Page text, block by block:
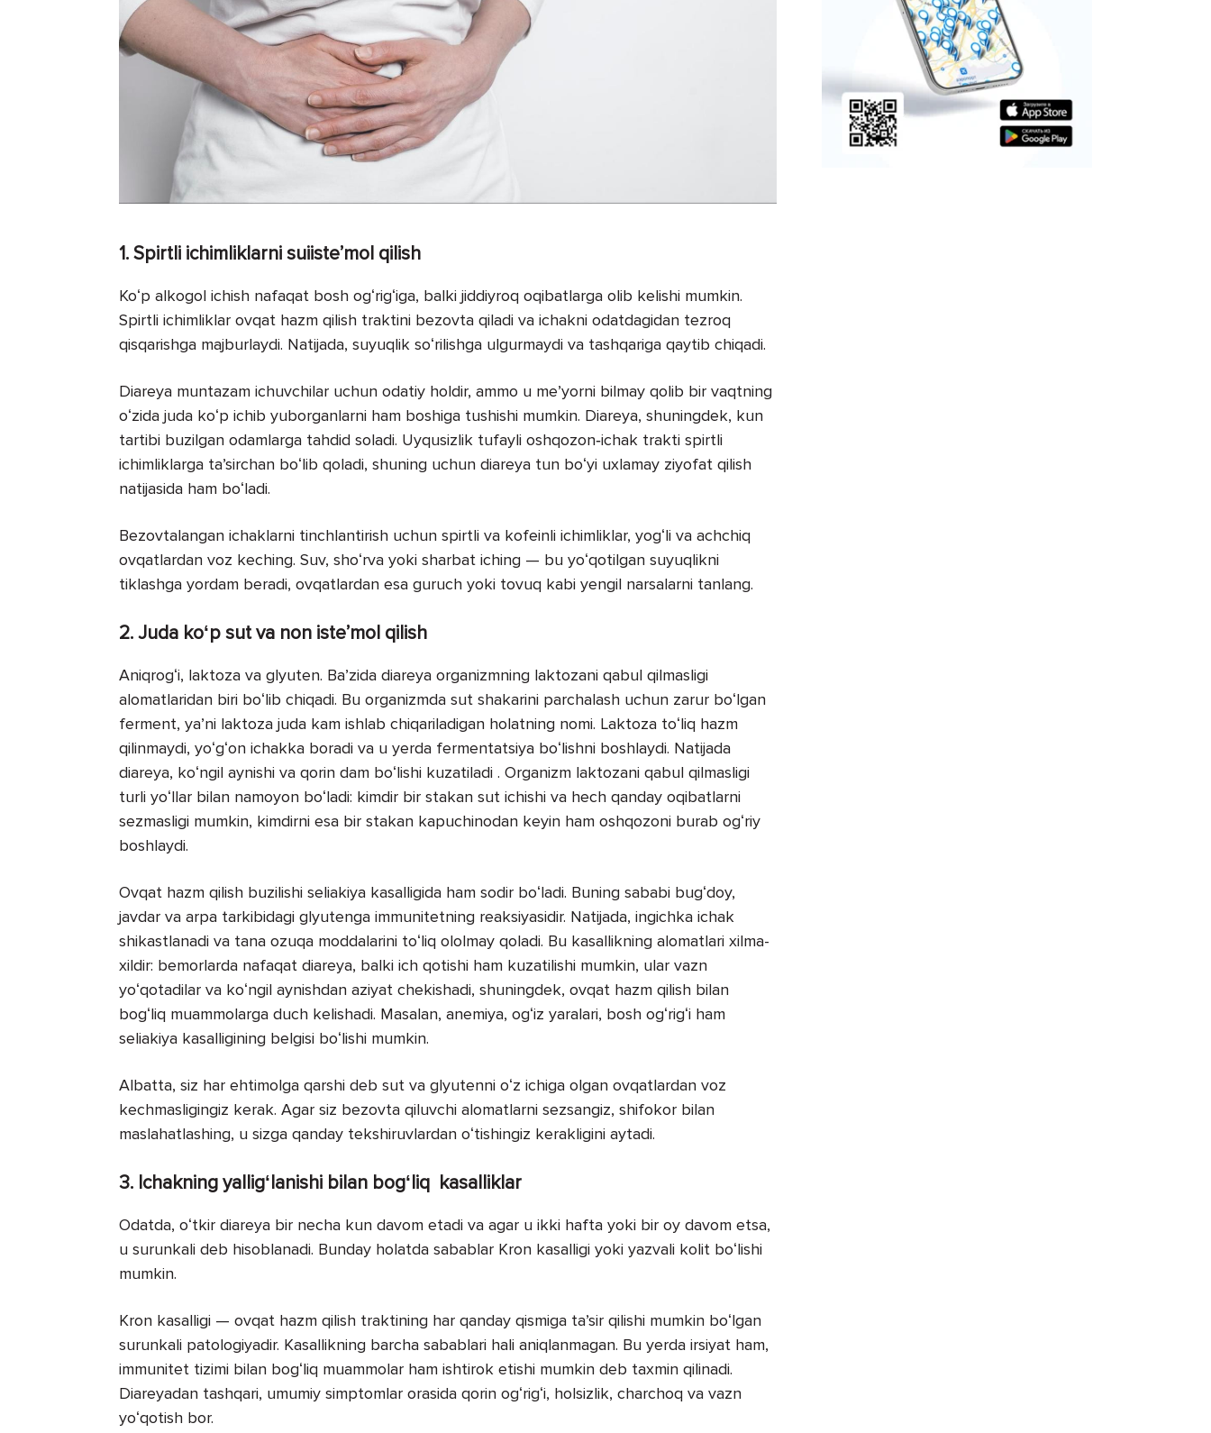
1. Spirtli ichimliklarni suiisteʼmol qilish
Koʻp alkogol ichish nafaqat bosh ogʻrigʻiga, balki jiddiyroq oqibatlarga olib kelishi mumkin.
Spirtli ichimliklar ovqat hazm qilish traktini bezovta qiladi va ichakni odatdagidan tezroq
qisqarishga majburlaydi. Natijada, suyuqlik soʻrilishga ulgurmaydi va tashqariga qaytib chiqadi.
Diareya muntazam ichuvchilar uchun odatiy holdir, ammo u meʼyorni bilmay qolib bir vaqtning
oʻzida juda koʻp ichib yuborganlarni ham boshiga tushishi mumkin. Diareya, shuningdek, kun
tartibi buzilgan odamlarga tahdid soladi. Uyqusizlik tufayli oshqozon‑ichak trakti spirtli
ichimliklarga taʼsirchan boʻlib qoladi, shuning uchun diareya tun boʻyi uxlamay ziyofat qilish
natijasida ham boʻladi.
Bezovtalangan ichaklarni tinchlantirish uchun spirtli va kofeinli ichimliklar, yogʻli va achchiq
ovqatlardan voz keching. Suv, shoʻrva yoki sharbat iching — bu yoʻqotilgan suyuqlikni
tiklashga yordam beradi, ovqatlardan esa guruch yoki tovuq kabi yengil narsalarni tanlang.
2. Juda koʻp sut va non isteʼmol qilish
Aniqrogʻi, laktoza va glyuten. Baʼzida diareya organizmning laktozani qabul qilmasligi
alomatlaridan biri boʻlib chiqadi. Bu organizmda sut shakarini parchalash uchun zarur boʻlgan
ferment, yaʼni laktoza juda kam ishlab chiqariladigan holatning nomi. Laktoza toʻliq hazm
qilinmaydi, yoʻgʻon ichakka boradi va u yerda fermentatsiya boʻlishni boshlaydi. Natijada
diareya, koʻngil aynishi va qorin dam boʻlishi kuzatiladi . Organizm laktozani qabul qilmasligi
turli yoʻllar bilan namoyon boʻladi: kimdir bir stakan sut ichishi va hech qanday oqibatlarni
sezmasligi mumkin, kimdirni esa bir stakan kapuchinodan keyin ham oshqozoni burab ogʻriy
boshlaydi.
Ovqat hazm qilish buzilishi seliakiya kasalligida ham sodir boʻladi. Buning sababi bugʻdoy,
javdar va arpa tarkibidagi glyutenga immunitetning reaksiyasidir. Natijada, ingichka ichak
shikastlanadi va tana ozuqa moddalarini toʻliq ololmay qoladi. Bu kasallikning alomatlari xilma-
xildir: bemorlarda nafaqat diareya, balki ich qotishi ham kuzatilishi mumkin, ular vazn
yoʻqotadilar va koʻngil aynishdan aziyat chekishadi, shuningdek, ovqat hazm qilish bilan
bogʻliq muammolarga duch kelishadi. Masalan, anemiya, ogʻiz yaralari, bosh ogʻrigʻi ham
seliakiya kasalligining belgisi boʻlishi mumkin.
Albatta, siz har ehtimolga qarshi deb sut va glyutenni oʻz ichiga olgan ovqatlardan voz
kechmasligingiz kerak. Agar siz bezovta qiluvchi alomatlarni sezsangiz, shifokor bilan
maslahatlashing, u sizga qanday tekshiruvlardan oʻtishingiz kerakligini aytadi.
3. Ichakning yalligʻlanishi bilan bogʻliq kasalliklar
Odatda, oʻtkir diareya bir necha kun davom etadi va agar u ikki hafta yoki bir oy davom etsa,
u surunkali deb hisoblanadi. Bunday holatda sabablar Kron kasalligi yoki yazvali kolit boʻlishi
mumkin.
Kron kasalligi — ovqat hazm qilish traktining har qanday qismiga taʼsir qilishi mumkin boʻlgan
surunkali patologiyadir. Kasallikning barcha sabablari hali aniqlanmagan. Bu yerda irsiyat ham,
immunitet tizimi bilan bogʻliq muammolar ham ishtirok etishi mumkin deb taxmin qilinadi.
Diareyadan tashqari, umumiy simptomlar orasida qorin ogʻrigʻi, holsizlik, charchoq va vazn
yoʻqotish bor.